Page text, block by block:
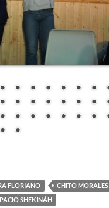
FLORIANO
CHITO MORALES
SHEKINÁH